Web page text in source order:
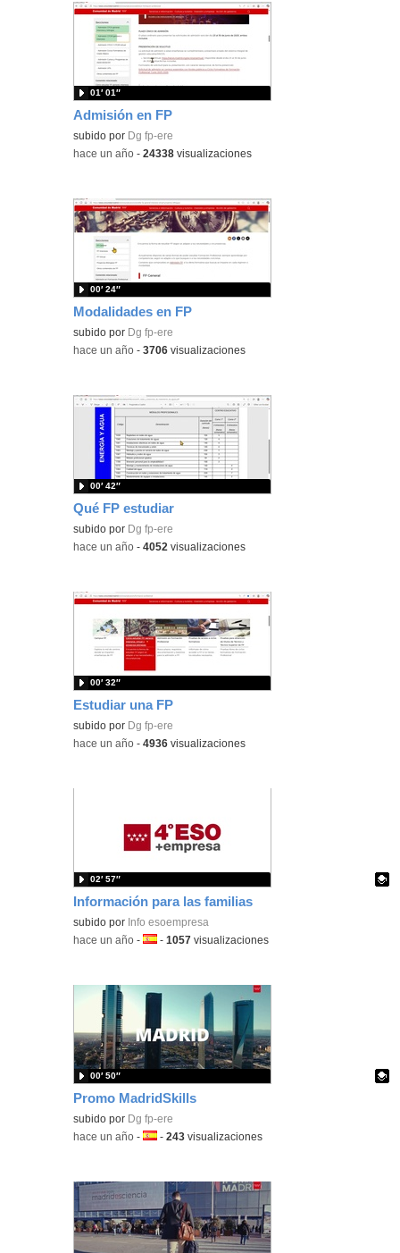
Admisión en FP
subido por Dg fp-ere
01′ 01″
-hace un año -24338 visualizaciones
Modalidades en FP
subido por Dg fp-ere
00′ 24″
-hace un año -3706 visualizaciones
Qué FP estudiar
subido por Dg fp-ere
00′ 42″
-hace un año -4052 visualizaciones
Estudiar una FP
subido por Dg fp-ere
00′ 32″
-hace un año -4936 visualizaciones
Información para las familias
Contenido educativo.
subido por Info esoempresa
02′ 57″
-hace un año -Idioma:
-1057 visualizaciones
Promo MadridSkills
Contenido educativo.
subido por Dg fp-ere
00′ 50″
-hace un año -Idioma:
-243 visualizaciones